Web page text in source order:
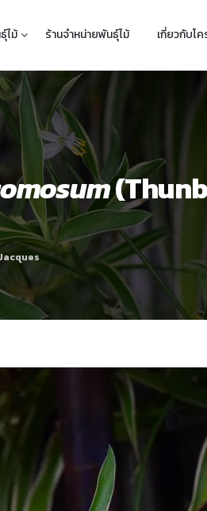
ไม้ ร้านจำหน่ายพันธุ์ไม้ เกี่ยวกับโ